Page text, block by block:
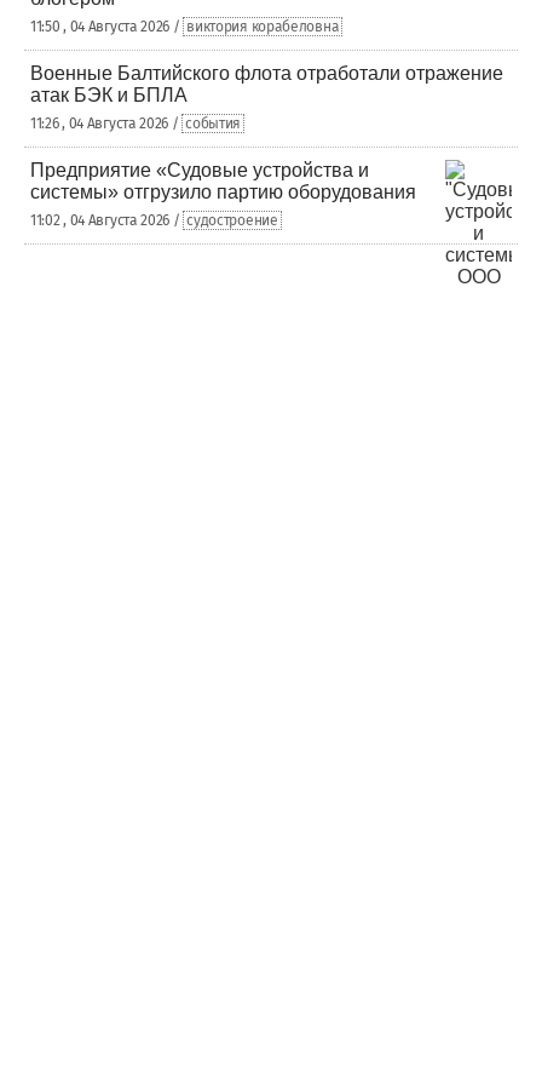
11:50 , 04 Августа 2026 / виктория корабеловна
Военные Балтийского флота отработали отражение
атак БЭК и БПЛА
11:26 , 04 Августа 2026 / события
Предприятие «Судовые устройства и
системы» отгрузило партию оборудования
11:02 , 04 Августа 2026 / судостроение